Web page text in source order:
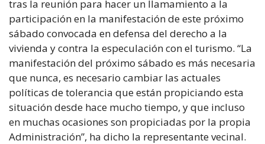
tras la reunión para hacer un llamamiento a la
participación en la manifestación de este próximo
sábado convocada en defensa del derecho a la
vivienda y contra la especulación con el turismo. “La
manifestación del próximo sábado es más necesaria
que nunca, es necesario cambiar las actuales
políticas de tolerancia que están propiciando esta
situación desde hace mucho tiempo, y que incluso
en muchas ocasiones son propiciadas por la propia
Administración”, ha dicho la representante vecinal.